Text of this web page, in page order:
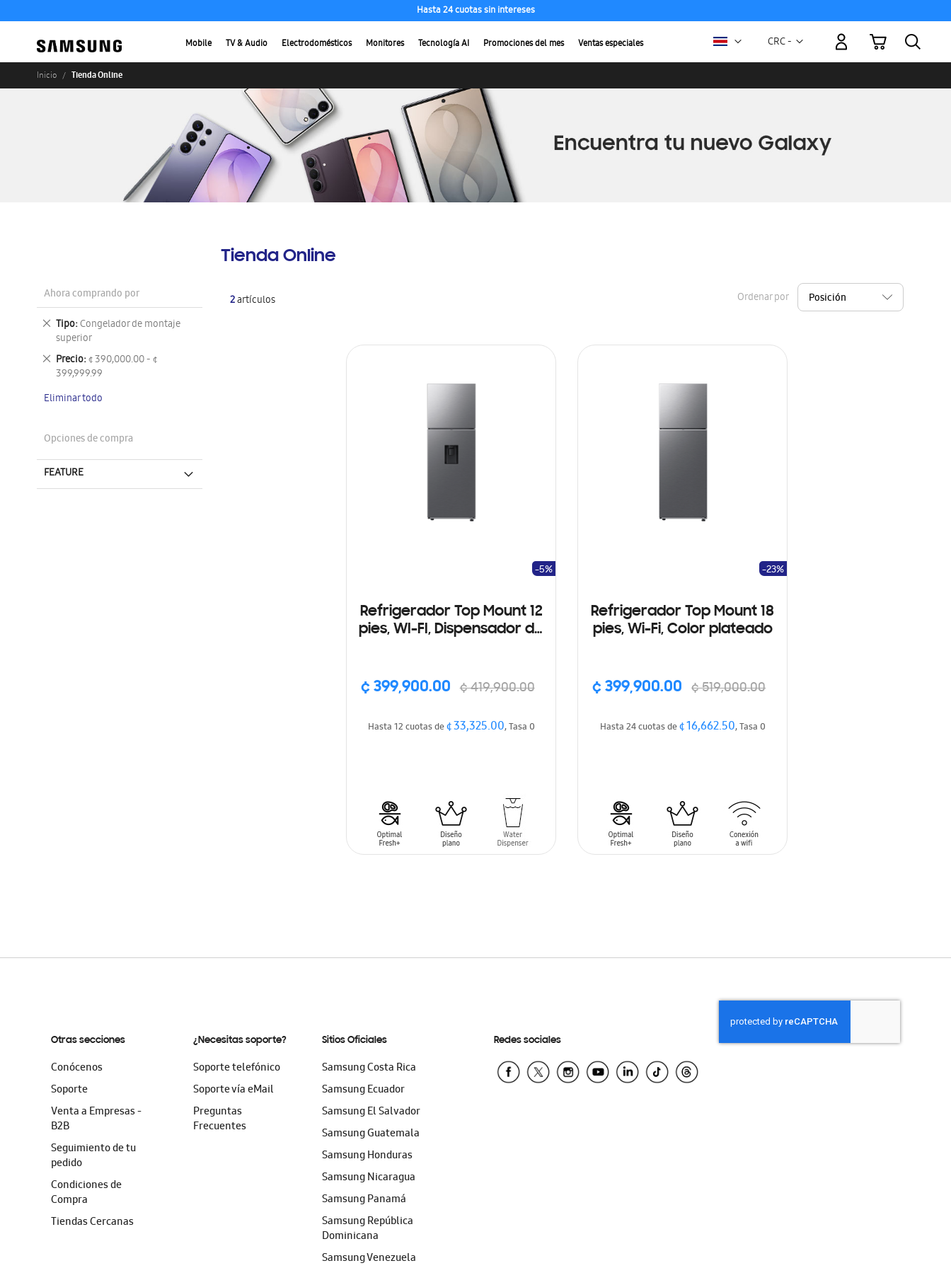
Hasta 24 cuotas sin intereses
Mobile TV & Audio Electrodomésticos Monitores Tecnología AI Promociones del mes Ventas especiales Moneda
CRC -
Mi carrito
Inicio Tienda Online
Tienda Online
2artículos Ordenar por
Refrigerador Top Mount 12
pies, WI-FI, Dispensador de
¢ 399,900.00 ¢ 419,900.00
-5%
Hasta 12 cuotas de¢ 33,325.00, Tasa 0
Refrigerador Top Mount 18
pies, Wi-Fi, Color plateado
¢ 399,900.00 ¢ 519,000.00
-23%
Hasta 24 cuotas de¢ 16,662.50, Tasa 0
Ahora comprando por
Tipo Congelador de montaje
superior
Eliminar
este
artículo
Precio ¢ 390,000.00 - ¢
399,999.99
Eliminar
este
Eliminar todo
Opciones de compra
FEATURE
Otras secciones
Conócenos
Soporte
Venta a Empresas -
B2B
Seguimiento de tu
pedido
Condiciones de
Compra
Tiendas Cercanas
¿Necesitas soporte?
Soporte telefónico
Soporte vía eMail
Preguntas
Frecuentes
Sitios Oficiales
Samsung Costa Rica
Samsung Ecuador
Samsung El Salvador
Samsung Guatemala
Samsung Honduras
Samsung Nicaragua
Samsung Panamá
Samsung República
Dominicana
Samsung Venezuela
Redes sociales